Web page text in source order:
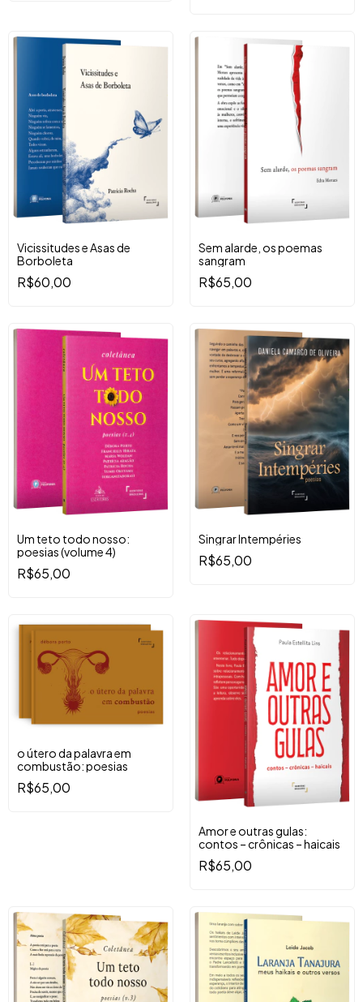
Vicissitudes e Asas de
Borboleta
R$60,00
Sem alarde, os poemas
sangram
R$65,00
Um teto todo nosso:
poesias (volume 4)
R$65,00
Singrar Intempéries
R$65,00
o útero da palavra em
combustão: poesias
R$65,00
Amor e outras gulas:
contos – crônicas – haicais
R$65,00